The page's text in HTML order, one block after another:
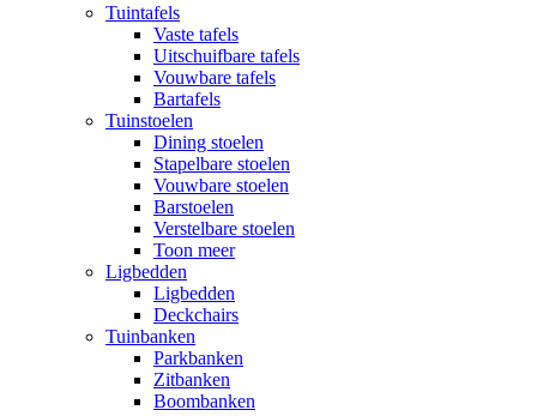
Tuintafels
Vaste tafels
Uitschuifbare tafels
Vouwbare tafels
Bartafels
Tuinstoelen
Dining stoelen
Stapelbare stoelen
Vouwbare stoelen
Barstoelen
Verstelbare stoelen
Toon meer
Ligbedden
Ligbedden
Deckchairs
Tuinbanken
Parkbanken
Zitbanken
Boombanken